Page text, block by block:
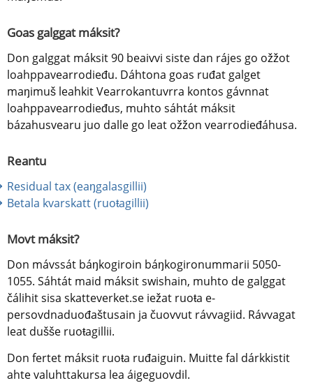
Goas galggat máksit?
Don galggat máksit 90 beaivvi siste dan rájes go ožžot
loahppavearrodieđu. Dáhtona goas ruđat galget
maŋimuš leahkit Vearrokantuvrra kontos gávnnat
loahppavearrodieđus, muhto sáhtát máksit
bázahusvearu juo dalle go leat ožžon vearrodieđáhusa.
Reantu
Residual tax (eaŋgalasgillii)
Betala kvarskatt (ruoŧagillii)
Movt máksit?
Don mávssát báŋkogiroin báŋkogironummarii 5050-
1055. Sáhtát maid máksit swishain, muhto de galggat
čálihit sisa skatteverket.se iežat ruoŧa e-
persovdnaduođaštusain ja čuovvut rávvagiid. Rávvagat
leat dušše ruoŧagillii.
Don fertet máksit ruoŧa ruđaiguin. Muitte fal dárkkistit
ahte valuhttakursa lea áigeguovdil.